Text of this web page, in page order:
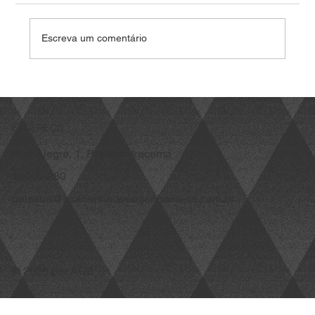
clean tech de soluções para
Escreva um comentário
ENDEREÇO
Rua Alegre, 1, Praia de Iracema
60060-280
palestra@academiadeengenharia-ce.com.br
© 2025 por ACE